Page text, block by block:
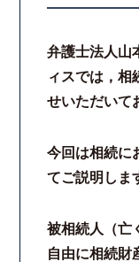
ご相談の流れ
弁護士費用
解決事例
採用情報
弁護士法人山
ィスでは，相
せいただいて
今回は相続に
てご説明しま
被相続人（亡
自由に相続財